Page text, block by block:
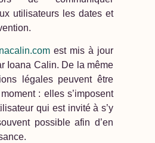
utilisateurs les dates et
est mis à jour
Ioana Calin. De la même
légales peuvent être
: elles s’imposent
qui est invité à s’y
possible afin d’en